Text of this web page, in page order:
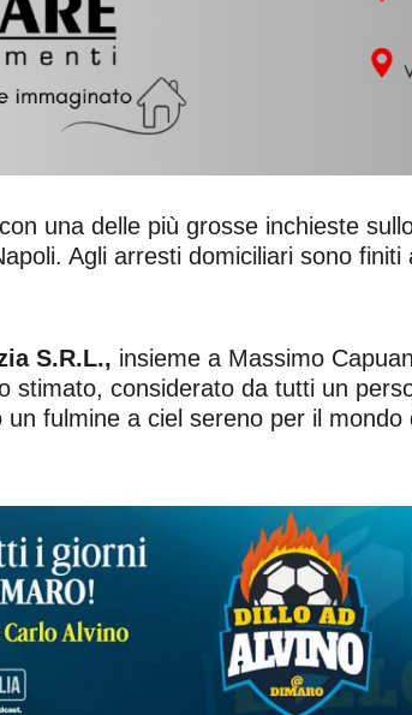
una delle più grosse inchieste
Agli arresti domiciliari sono finiti
S.R.L., insieme a Massimo
considerato da tutti un
fulmine a ciel sereno per il mondo